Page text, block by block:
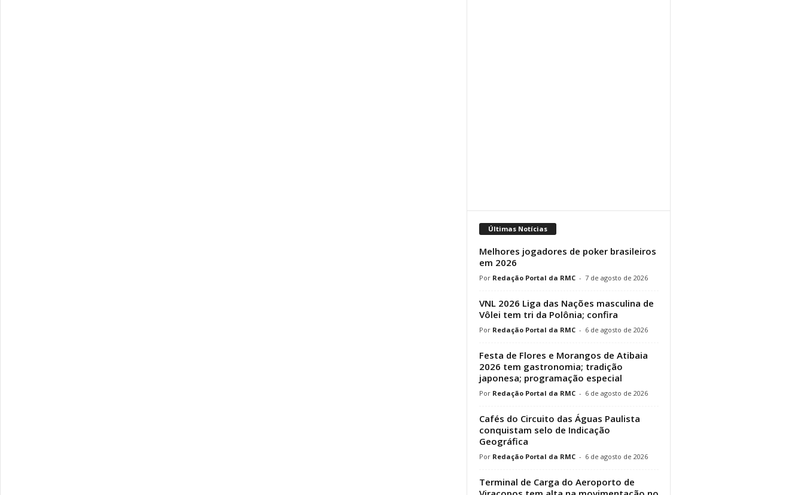
Últimas Notícias
Melhores jogadores de poker brasileiros
em 2026
Redação Portal da RMC - 7 de agosto de 2026
VNL 2026 Liga das Nações masculina de
Vôlei tem tri da Polônia; confira
Redação Portal da RMC - 6 de agosto de 2026
Festa de Flores e Morangos de Atibaia
2026 tem gastronomia; tradição
japonesa; programação especial
Redação Portal da RMC - 6 de agosto de 2026
Cafés do Circuito das Águas Paulista
conquistam selo de Indicação
Geográfica
Redação Portal da RMC - 6 de agosto de 2026
Terminal de Carga do Aeroporto de